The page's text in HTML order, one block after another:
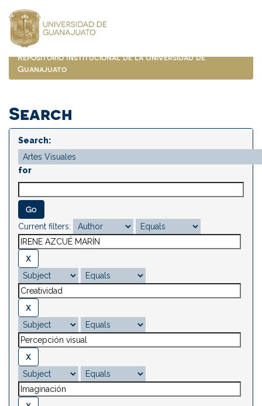
navigation
Repositorio Institucional de la Universidad de
Guanajuato
Search
Search:
for
Current filters: